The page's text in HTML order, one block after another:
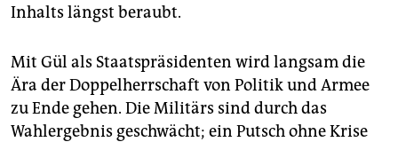
Inhalts längst beraubt.
Mit Gül als Staatspräsidenten wird langsam die
Ära der Doppelherrschaft von Politik und Armee
zu Ende gehen. Die Militärs sind durch das
Wahlergebnis geschwächt; ein Putsch ohne Krise